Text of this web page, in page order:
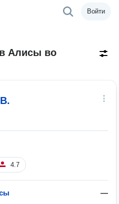
Войти
Алисы во
4.7
—